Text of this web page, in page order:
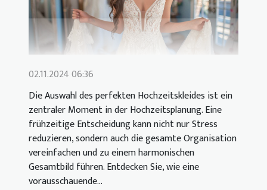
02.11.2024 06:36
Die Auswahl des perfekten Hochzeitskleides ist ein
zentraler Moment in der Hochzeitsplanung. Eine
frühzeitige Entscheidung kann nicht nur Stress
reduzieren, sondern auch die gesamte Organisation
vereinfachen und zu einem harmonischen
Gesamtbild führen. Entdecken Sie, wie eine
vorausschauende...